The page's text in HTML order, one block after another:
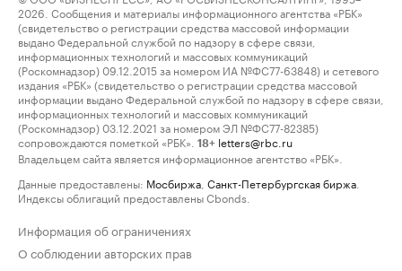
2026. Сообщения и материалы информационного агентства «РБК»
(свидетельство о регистрации средства массовой информации
выдано Федеральной службой по надзору в сфере связи,
информационных технологий и массовых коммуникаций
(Роскомнадзор) 09.12.2015 за номером ИА №ФС77-63848) и сетевого
издания «РБК» (свидетельство о регистрации средства массовой
информации выдано Федеральной службой по надзору в сфере связи,
информационных технологий и массовых коммуникаций
(Роскомнадзор) 03.12.2021 за номером ЭЛ №ФС77-82385)
сопровождаются пометкой «РБК».
18+ letters@rbc.ru
Владельцем сайта является информационное агентство «РБК».
Данные предоставлены: Мосбиржа Санкт-Петербургская биржа
Индексы облигаций предоставлены Cbonds.
Информация об ограничениях
О соблюдении авторских прав